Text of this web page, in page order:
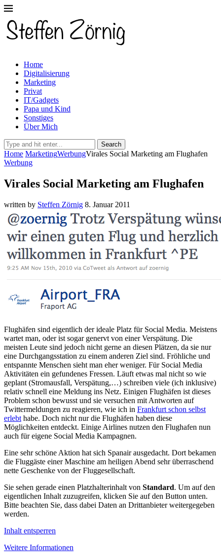
Home
Digitalisierung
Marketing
Privat
IT/Gadgets
Papa und Kind
Sonstiges
Über Mich
Search
Home MarketingWerbungVirales Social Marketing am Flughafen
Werbung
Virales Social Marketing am Flughafen
written by Steffen Zörnig 8. Januar 2011
Flughäfen sind eigentlich der ideale Platz für Social Media. Meistens
wartet man, oder ist sogar genervt von einer Verspätung. Die
meisten Leute sind jedoch nicht gerne an diesen Plätzen, da sie nur
eine Durchgangsstation zu einem anderen Ziel sind. Fröhliche und
entspannte Menschen sieht man eher weniger. Für Social Media
Aktivitäten ein gefundenes Fressen. Läuft etwas mal nicht so wie
geplant (Stromausfall, Verspätung,…) schreiben viele (ich inklusive)
relativ schnell eine Meldung ins Netz. Einigen Flughäfen ist dieses
Problem schon bewusst und sie versuchen mit Antworten auf
Twittermeldungen zu reagieren, wie ich in Frankfurt schon selbst
erlebt habe. Doch nicht nur die Flughäfen haben diese
Möglichkeiten entdeckt. Einige Airlines nutzen den Flughafen nun
auch für eigene Social Media Kampagnen.
Eine sehr schöne Aktion hat sich Spanair ausgedacht. Dort bekamen
die Fluggäste einer Maschine am heiligen Abend sehr überraschend
nette Geschenke von der Fluggesellschaft.
Sie sehen gerade einen Platzhalterinhalt von Standard. Um auf den
eigentlichen Inhalt zuzugreifen, klicken Sie auf den Button unten.
Bitte beachten Sie, dass dabei Daten an Drittanbieter weitergegeben
werden.
Inhalt entsperren
Weitere Informationen